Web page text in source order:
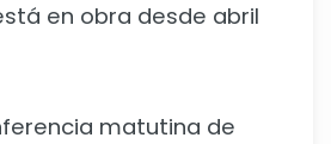
en obra desde abril
matutina de